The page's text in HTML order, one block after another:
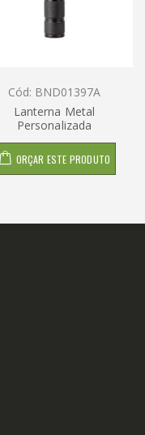
Cód: BND01397A
Lanterna Metal
Personalizada
ORÇAR ESTE PRODUTO